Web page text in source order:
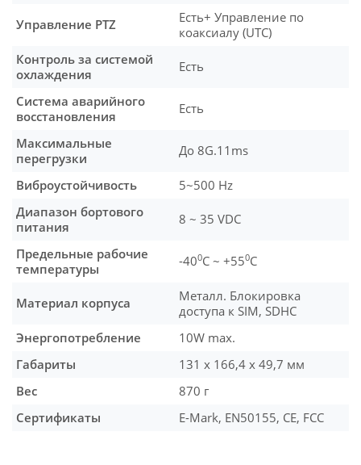
Управление PTZ
Есть+ Управление по
коаксиалу (UTC)
Контроль за системой
охлаждения
Есть
Система аварийного
восстановления
Есть
Максимальные
перегрузки
До 8G.11ms
Виброустойчивость
5~500 Hz
Диапазон бортового
питания
8 ~ 35 VDC
Предельные рабочие
температуры
-400С ~ +550C
Материал корпуса
Металл. Блокировка
доступа к SIM, SDHC
Энергопотребление
10W max.
Габариты
131 х 166,4 х 49,7 мм
Вес
870 г
Сертификаты
E-Mark, EN50155, CE, FCC